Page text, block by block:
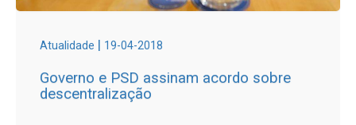
Atualidade | 19-04-2018
Governo e PSD assinam acordo sobre
descentralização